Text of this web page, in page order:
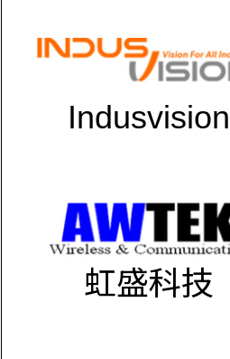
Indusvision
虹盛科技